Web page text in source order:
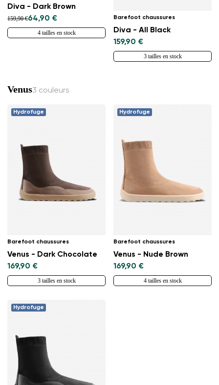
Diva - Dark Brown
159,90 €64,90 €
4 tailles en stock
Barefoot chaussures
Diva - All Black
159,90 €
3 tailles en stock
Venus3 couleurs
Hydrofuge
Barefoot chaussures
Venus - Dark Chocolate
169,90 €
3 tailles en stock
Hydrofuge
Barefoot chaussures
Venus - Nude Brown
169,90 €
4 tailles en stock
Hydrofuge